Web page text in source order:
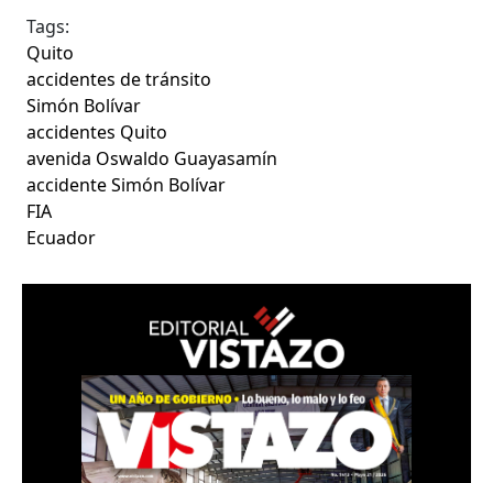
Tags:
Quito
accidentes de tránsito
Simón Bolívar
accidentes Quito
avenida Oswaldo Guayasamín
accidente Simón Bolívar
FIA
Ecuador